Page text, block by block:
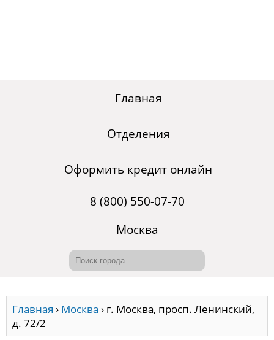
Главная
Отделения
Оформить кредит онлайн
8 (800) 550-07-70
Москва
Главная › Москва › г. Москва, просп. Ленинский,
д. 72/2